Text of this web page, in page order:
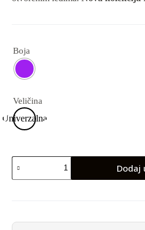
Boja
Veličina
Univerzalna
Dodaj